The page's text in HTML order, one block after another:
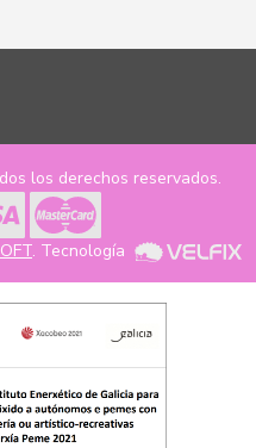
los derechos reservados.
. Tecnología